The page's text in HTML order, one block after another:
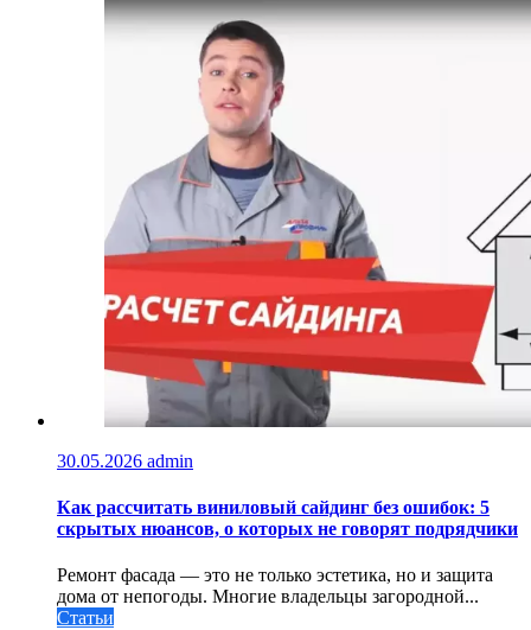
30.05.2026 admin
Как рассчитать виниловый сайдинг без ошибок: 5
скрытых нюансов, о которых не говорят подрядчики
Ремонт фасада — это не только эстетика, но и защита
дома от непогоды. Многие владельцы загородной...
Статьи